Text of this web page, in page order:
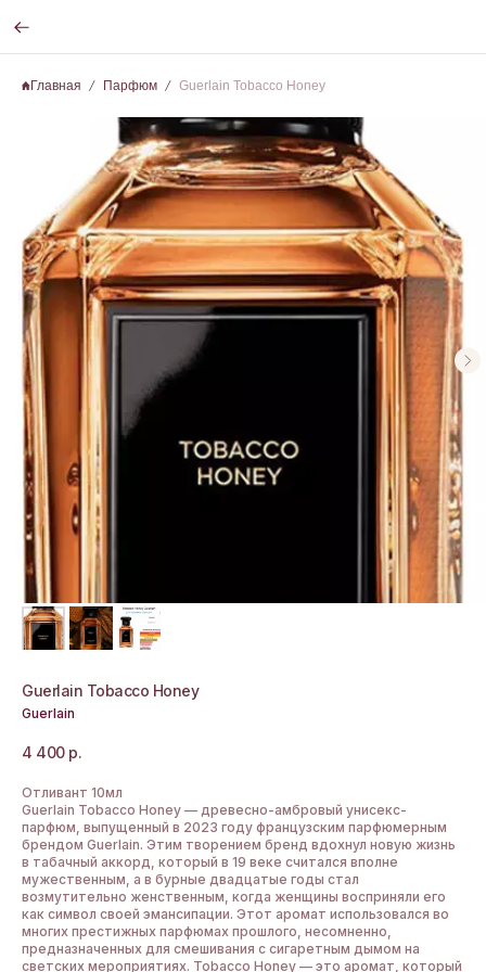
Главная Парфюм Guerlain Tobacco Honey
Guerlain Tobacco Honey
Guerlain
4 400 р.
Отливант 10мл
Guerlain Tobacco Honey — древесно-амбровый унисекс-
парфюм, выпущенный в 2023 году французским парфюмерным
брендом Guerlain. Этим творением бренд вдохнул новую жизнь
в табачный аккорд, который в 19 веке считался вполне
мужественным, а в бурные двадцатые годы стал
возмутительно женственным, когда женщины восприняли его
как символ своей эмансипации. Этот аромат использовался во
многих престижных парфюмах прошлого, несомненно,
предназначенных для смешивания с сигаретным дымом на
светских мероприятиях. Tobacco Honey — это аромат, который